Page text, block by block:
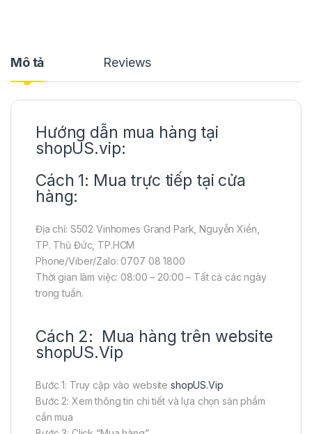
Mô tả Reviews
Hướng dẫn mua hàng tại
shopUS.vip:
Cách 1: Mua trực tiếp tại cửa
hàng:
Địa chỉ: S502 Vinhomes Grand Park, Nguyễn Xiển,
TP. Thủ Đức, TP.HCM
Phone/Viber/Zalo: 0707 08 1800
Thời gian làm việc: 08:00 – 20:00 – Tất cả các ngày
trong tuần.
Cách 2: Mua hàng trên website
shopUS.Vip
Bước 1: Truy cập vào website shopUS.Vip
Bước 2: Xem thông tin chi tiết và lựa chọn sản phẩm
cần mua